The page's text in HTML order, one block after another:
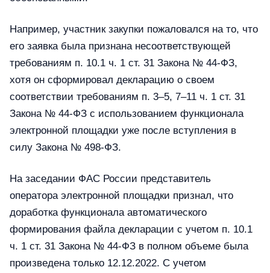
Например, участник закупки пожаловался на то, что
его заявка была признана несоответствующей
требованиям п. 10.1 ч. 1 ст. 31 Закона № 44-ФЗ,
хотя он сформировал декларацию о своем
соответствии требованиям п. 3–5, 7–11 ч. 1 ст. 31
Закона № 44-ФЗ с использованием функционала
электронной площадки уже после вступления в
силу Закона № 498-ФЗ.
На заседании ФАС России представитель
оператора электронной площадки признал, что
доработка функционала автоматического
формирования файла декларации с учетом п. 10.1
ч. 1 ст. 31 Закона № 44-ФЗ в полном объеме была
произведена только 12.12.2022. С учетом